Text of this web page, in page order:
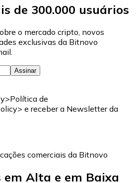
de 300.000 usuários
o mercado cripto, novos
exclusivas da Bitnovo
Assinar
de
e receber a Newsletter da
comerciais da Bitnovo
Alta e em Baixa